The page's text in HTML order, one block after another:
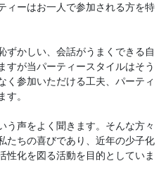
ィーはお一人で参加される方を特
ずかしい、会話がうまくできる自
すが当パーティースタイルはそう
く参加いただける工夫、パーティ
。
う声をよく聞きます。そんな方々
たちの喜びであり、近年の少子化
性化を図る活動を目的としていま